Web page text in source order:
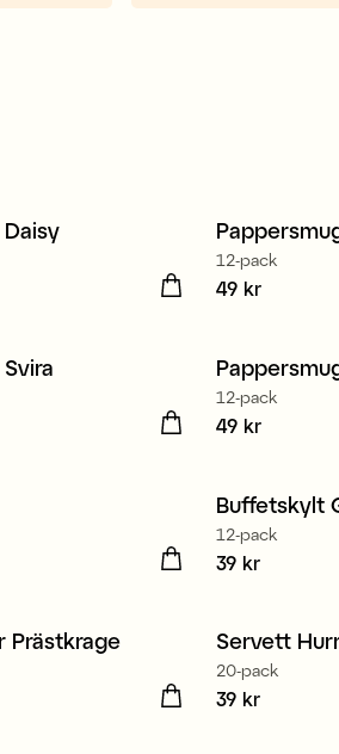
12-pack
Pris:
49 kr
12-pack
Pris:
49 kr
Buffetskylt
12-pack
Pris:
39 kr
Prästkrage 3 för 99 kr
Servett
20-pack
Pris:
39 kr